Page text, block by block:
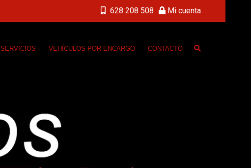
628 208 508 Mi cuenta
SERVICIOS VEHÍCULOS POR ENCARGO CONTACTO